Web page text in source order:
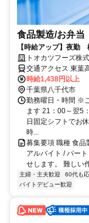
食品製造/お弁当
【時給アップ】夜
性別年齢関係なく大
トオカツフーズ株
交通アクセス 東葉
京成本線「八千代
通勤も可
時給1,438円以上
千葉県八千代市
勤務曜日・時間 ※
ます 21：00～翌5
日固定シフトでお
時...
募集要項 職種 食品
アルバイト / パー
せします。 難しい
主婦・主夫歓迎 60代も応
バイトデビュー歓迎